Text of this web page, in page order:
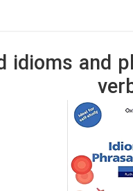
idioms and